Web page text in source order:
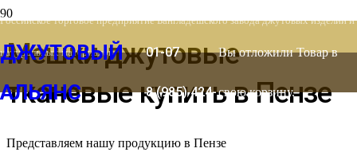
Российское торговое предприятие Бангладешского завода джутовых изделий и
натуральных материалов
ДЖУТОВЫЙ
АЛЬЯНС
01-07
8 (985) 424-
Вы отложилиТоварв
свою корзину.
Мешки джутовые
тканевые купить в Пензе
Представляем нашу продукцию в Пензе